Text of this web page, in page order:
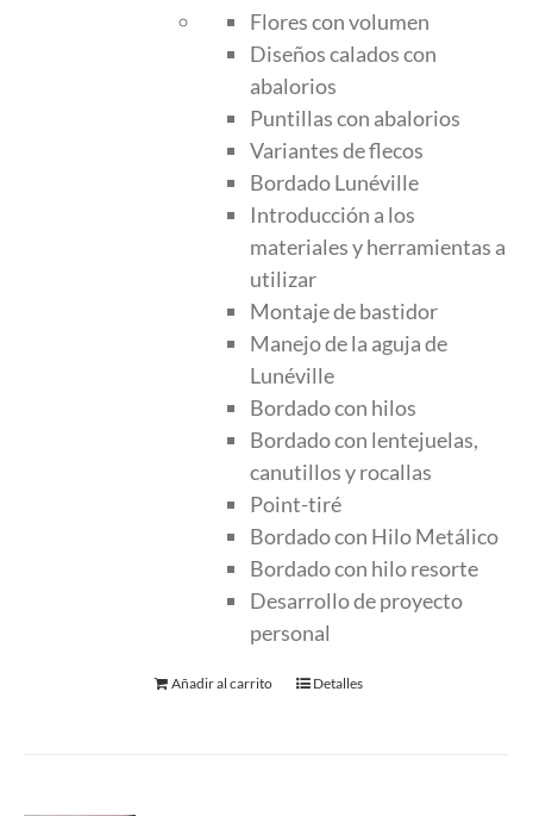
Flores con volumen
Diseños calados con
abalorios
Puntillas con abalorios
Variantes de flecos
Bordado Lunéville
Introducción a los
materiales y herramientas a
utilizar
Montaje de bastidor
Manejo de la aguja de
Lunéville
Bordado con hilos
Bordado con lentejuelas,
canutillos y rocallas
Point-tiré
Bordado con Hilo Metálico
Bordado con hilo resorte
Desarrollo de proyecto
personal
Añadir al carrito Detalles